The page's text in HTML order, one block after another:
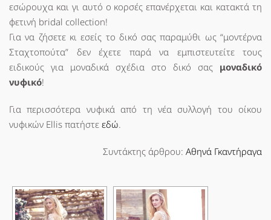
εσώρουχα και γι αυτό ο κορσές επανέρχεται και κατακτά τη
φετινή bridal collection!
Για να ζήσετε κι εσείς το δικό σας παραμύθι ως “μοντέρνα
Σταχτοπούτα” δεν έχετε παρά να εμπιστευτείτε τους
ειδικούς για μοναδικά σχέδια στο δικό σας μοναδικό
νυφικό!
Για περισσότερα νυφικά από τη νέα συλλογή του οίκου
νυφικών Ellis πατήστε εδώ.
Συντάκτης άρθρου: Αθηνά Γκαντήραγα